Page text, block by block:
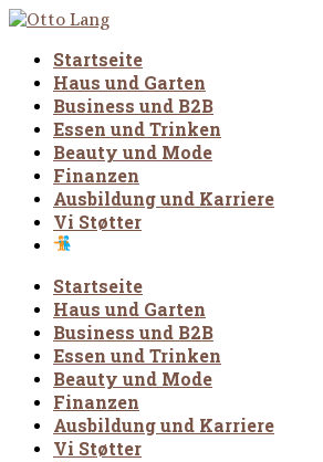
Startseite
Haus und Garten
Business und B2B
Essen und Trinken
Beauty und Mode
Finanzen
Ausbildung und Karriere
Vi Støtter
Startseite
Haus und Garten
Business und B2B
Essen und Trinken
Beauty und Mode
Finanzen
Ausbildung und Karriere
Vi Støtter